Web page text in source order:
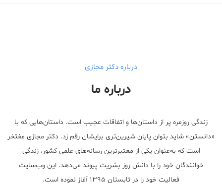
درباره دکتر مجازی
درباره ما
زندگی روزمره پر از داستان‌ها و اتفاقات عجیب است. داستان‌هایی که با
«دانستن» شاید بتوان پایان شیرین‌تری برایشان رقم زد. دکتر مجازی مفتخر
است که به‌عنوان یکی از معتبر‌ترین رسانه‌های علمی کشور، زندگی
خوانندگان خود را با دانش روز بشریت پیوند می‌دهد. این وب‌سایت
فعالیت خود را در تابستان ۱۳۹۵ آغاز نموده است.